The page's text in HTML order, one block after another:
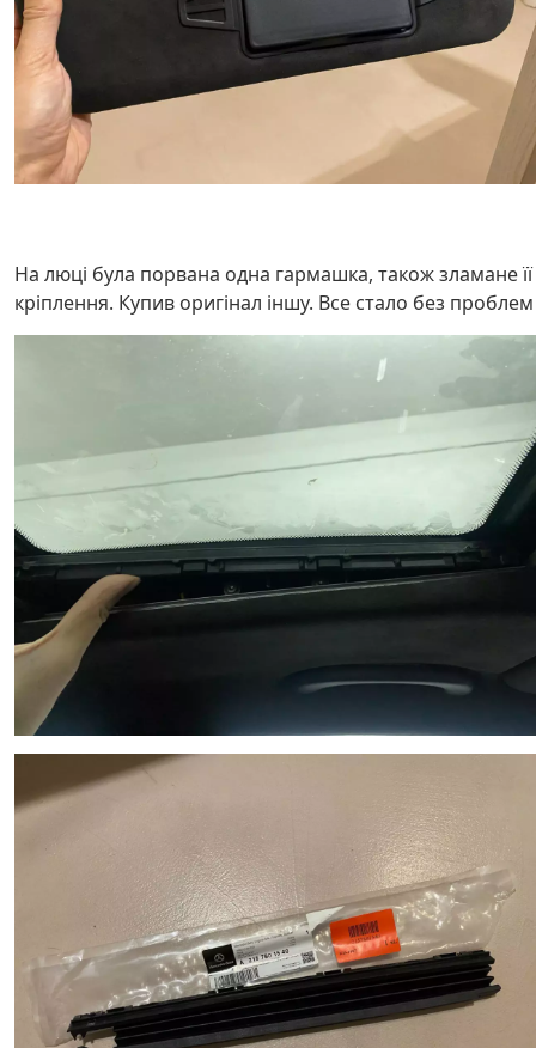
На люці була порвана одна гармашка, також зламане її
кріплення. Купив оригінал іншу. Все стало без проблем